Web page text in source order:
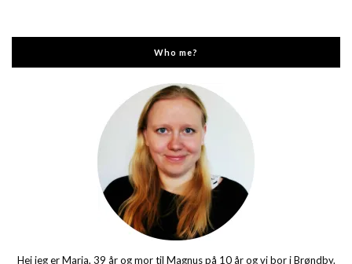
Who me?
Hej jeg er Maria, 39 år og mor til Magnus på 10 år og vi bor i Brøndby.